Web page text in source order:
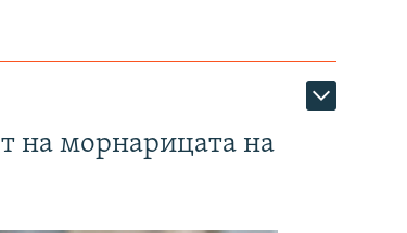
на морнарицата на